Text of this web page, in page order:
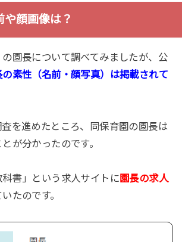
や顔画像は？
の園長について調べてみましたが、公
の素性（名前・顔写真）は掲載されて
を進めたところ、同保育園の園長は
が分かったのです。
書」という求人サイトに 園長の求人
たのです。